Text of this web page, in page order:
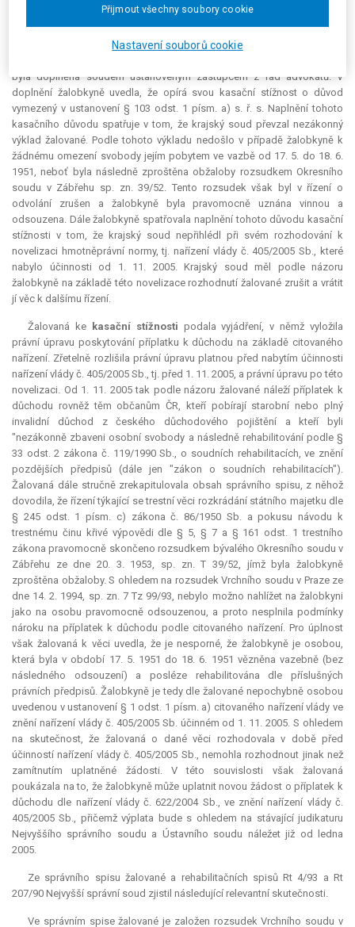
žalobkyně ocitovala výrok bývalého Krajského soudu v Olomouci ze dne
20. 3. 1953, sp. zn. 7 Tk 194/52, jímž byla "odsouzena na 4 měsíce a k
peněžitému trestu 10 000 Kč." Proto navrhla, aby byl napadený rozsudek
byla doplněna soudem ustanoveným zástupcem z řad advokátů. V
doplnění žalobkyně uvedla, že opírá svou kasační stížnost o důvod
vymezený v ustanovení § 103 odst. 1 písm. a) s. ř. s. Naplnění tohoto
kasačního důvodu spatřuje v tom, že krajský soud převzal nezákonný
výklad žalované. Podle tohoto výkladu nedošlo v případě žalobkyně k
žádnému omezení svobody jejím pobytem ve vazbě od 17. 5. do 18. 6.
1951, neboť byla následně zproštěna obžaloby rozsudkem Okresního
soudu v Zábřehu sp. zn. 39/52. Tento rozsudek však byl v řízení o
odvolání zrušen a žalobkyně byla pravomocně uznána vinnou a
odsouzena. Dále žalobkyně spatřovala naplnění tohoto důvodu kasační
stížnosti v tom, že krajský soud nepřihlédl při svém rozhodování k
novelizaci hmotněprávní normy, tj. nařízení vlády č. 405/2005 Sb., které
nabylo účinnosti od 1. 11. 2005. Krajský soud měl podle názoru
žalobkyně na základě této novelizace rozhodnutí žalované zrušit a vrátit
jí věc k dalšímu řízení.
Žalovaná ke kasační stížnosti podala vyjádření, v němž vyložila
právní úpravu poskytování příplatku k důchodu na základě citovaného
nařízení. Zřetelně rozlišila právní úpravu platnou před nabytím účinnosti
nařízení vlády č. 405/2005 Sb., tj. před 1. 11. 2005, a právní úpravu po této
novelizaci. Od 1. 11. 2005 tak podle názoru žalované náleží příplatek k
důchodu rovněž těm občanům ČR, kteří pobírají starobní nebo plný
invalidní důchod z českého důchodového pojištění a kteří byli
"nezákonně zbaveni osobní svobody a následně rehabilitování podle §
33 odst. 2 zákona č. 119/1990 Sb., o soudních rehabilitacích, ve znění
pozdějších předpisů (dále jen "zákon o soudních rehabilitacích").
Žalovaná dále stručně zrekapitulovala obsah správního spisu, z něhož
dovodila, že řízení týkající se trestní věci rozkrádání státního majetku dle
§ 245 odst. 1 písm. c) zákona č. 86/1950 Sb. a pokusu návodu k
trestnému činu křivé výpovědi dle § 5, § 7 a § 161 odst. 1 trestního
zákona pravomocně skončeno rozsudkem bývalého Okresního soudu v
Zábřehu ze dne 20. 3. 1953, sp. zn. T 39/52, jímž byla žalobkyně
zproštěna obžaloby. S ohledem na rozsudek Vrchního soudu v Praze ze
dne 14. 2. 1994, sp. zn. 7 Tz 99/93, nebylo možno nahlížet na žalobkyni
jako na osobu pravomocně odsouzenou, a proto nesplnila podmínky
nároku na příplatek k důchodu podle citovaného nařízení. Pro úplnost
však žalovaná k věci uvedla, že je nesporné, že žalobkyně je osobou,
která byla v období 17. 5. 1951 do 18. 6. 1951 vězněna vazebně (bez
následného odsouzení) a posléze rehabilitována dle příslušných
právních předpisů. Žalobkyně je tedy dle žalované nepochybně osobou
uvedenou v ustanovení § 1 odst. 1 písm. a) citovaného nařízení vlády ve
znění nařízení vlády č. 405/2005 Sb. účinném od 1. 11. 2005. S ohledem
na skutečnost, že žalovaná o dané věci rozhodovala v době před
účinností nařízení vlády č. 405/2005 Sb., nemohla rozhodnout jinak než
zamítnutím uplatněné žádosti. V této souvislosti však žalovaná
poukázala na to, že žalobkyně může uplatnit novou žádost o příplatek k
důchodu dle nařízení vlády č. 622/2004 Sb., ve znění nařízení vlády č.
405/2005 Sb., přičemž výplata bude s ohledem na stávající judikaturu
Nejvyššího správního soudu a Ústavního soudu náležet již od ledna
2005.
Ze správního spisu žalované a rehabilitačních spisů Rt 4/93 a Rt
207/90 Nejvyšší správní soud zjistil následující relevantní skutečnosti.
Ve správním spise žalované je založen rozsudek Vrchního soudu v
Nastavení souborů cookie
Přijmout všechny soubory cookie